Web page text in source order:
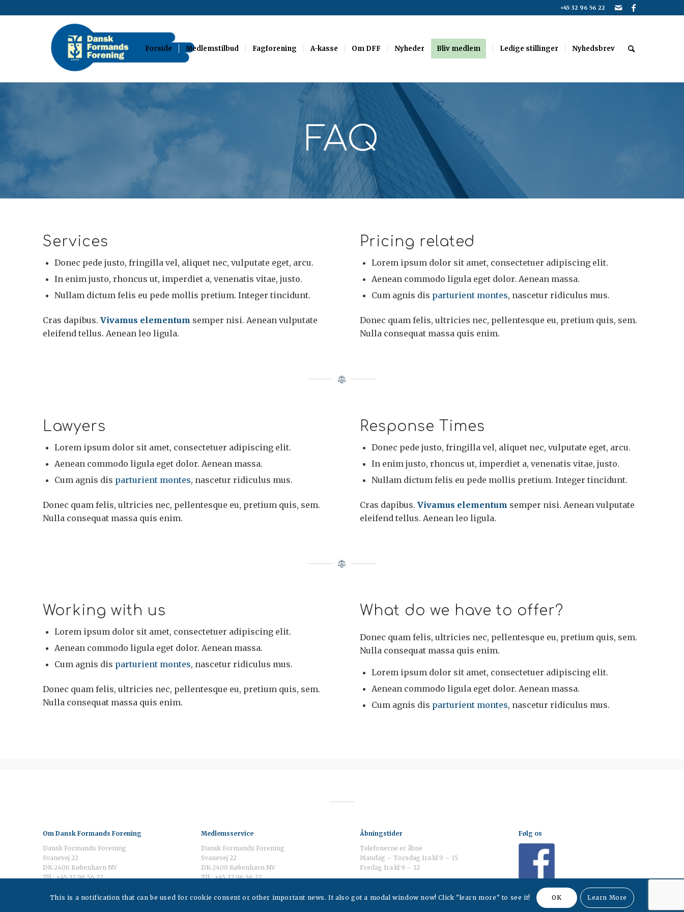
+45 32 96 56 22
Forside Medlemstilbud Fagforening A-kasse Om DFF Nyheder Bliv medlem Ledige stillinger Nyhedsbrev
FAQ
Services
Donec pede justo, fringilla vel, aliquet nec, vulputate eget, arcu.
In enim justo, rhoncus ut, imperdiet a, venenatis vitae, justo.
Nullam dictum felis eu pede mollis pretium. Integer tincidunt.
Cras dapibus. Vivamus elementum semper nisi. Aenean vulputate
eleifend tellus. Aenean leo ligula.
Pricing related
Lorem ipsum dolor sit amet, consectetuer adipiscing elit.
Aenean commodo ligula eget dolor. Aenean massa.
Cum agnis dis parturient montes, nascetur ridiculus mus.
Donec quam felis, ultricies nec, pellentesque eu, pretium quis, sem.
Nulla consequat massa quis enim.
Lawyers
Lorem ipsum dolor sit amet, consectetuer adipiscing elit.
Aenean commodo ligula eget dolor. Aenean massa.
Cum agnis dis parturient montes, nascetur ridiculus mus.
Donec quam felis, ultricies nec, pellentesque eu, pretium quis, sem.
Nulla consequat massa quis enim.
Response Times
Donec pede justo, fringilla vel, aliquet nec, vulputate eget, arcu.
In enim justo, rhoncus ut, imperdiet a, venenatis vitae, justo.
Nullam dictum felis eu pede mollis pretium. Integer tincidunt.
Cras dapibus.Vivamus elementum semper nisi. Aenean vulputate
eleifend tellus. Aenean leo ligula.
Working with us
Lorem ipsum dolor sit amet, consectetuer adipiscing elit.
Aenean commodo ligula eget dolor. Aenean massa.
Cum agnis dis parturient montes, nascetur ridiculus mus.
Donec quam felis, ultricies nec, pellentesque eu, pretium quis, sem.
Nulla consequat massa quis enim.
What do we have to offer?
Donec quam felis, ultricies nec, pellentesque eu, pretium quis, sem.
Nulla consequat massa quis enim.
Lorem ipsum dolor sit amet, consectetuer adipiscing elit.
Aenean commodo ligula eget dolor. Aenean massa.
Cum agnis dis parturient montes, nascetur ridiculus mus.
Om Dansk Formands Forening
Dansk Formands Forening
Svanevej 22
DK-2400 København NV
Tlf.: +45 32 96 56 22
Medlemsservice
Dansk Formands Forening
Svanevej 22
DK-2400 København NV
Tlf.: +45 32 96 56 22
Åbningstider
Telefonerne er åbne
Mandag – Torsdag fra kl 9 – 15
Fredag fra kl 9 – 12
Følg os
This is a notification that can be used for cookie consent or other important news. It also got a modal window now! Click "learn more" to see it! OK Learn More